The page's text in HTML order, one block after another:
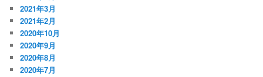
2021年3月
2021年2月
2020年10月
2020年9月
2020年8月
2020年7月